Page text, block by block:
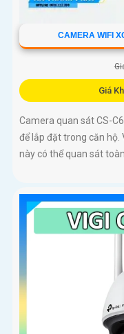
CAMERA WIFI
Giá
Camera quan sát CS-
để lắp đặt trong căn hộ.
này có thể quan sát